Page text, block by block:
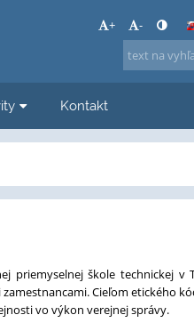
+ -
Kontakt
priemyselnej škole technickej v
Cieľom etického
vo výkon verejnej správy.